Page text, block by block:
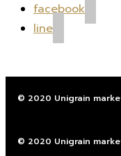
facebook
line
© 2020 Unigrain
© 2020 Unigrain